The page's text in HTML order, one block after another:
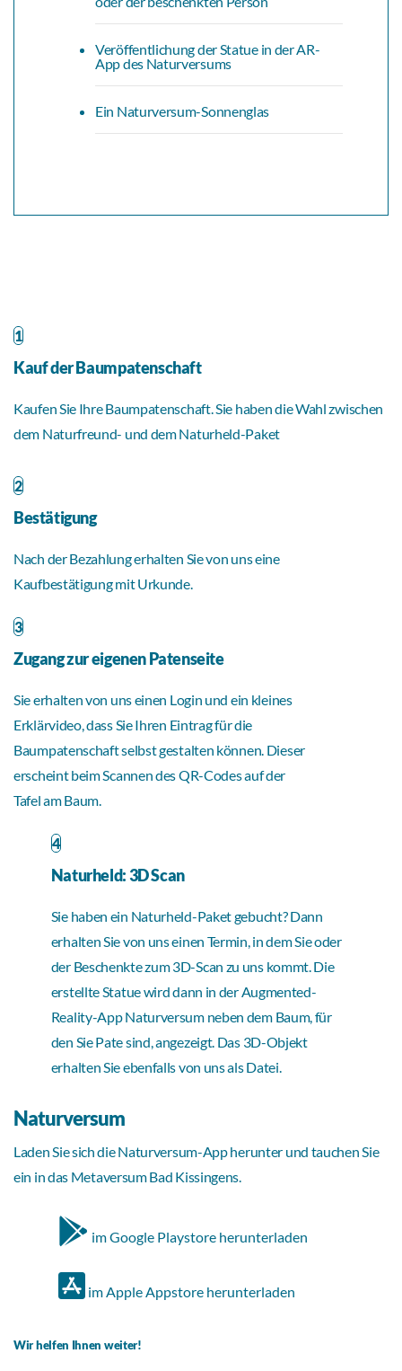
Veröffentlichung der Statue in der AR-
App des Naturversums
Ein Naturversum-Sonnenglas
1
Kauf der Baumpatenschaft
Kaufen Sie Ihre Baumpatenschaft. Sie haben die Wahl zwischen
dem Naturfreund- und dem Naturheld-Paket
2
Bestätigung
Nach der Bezahlung erhalten Sie von uns eine
Kaufbestätigung mit Urkunde.
3
Zugang zur eigenen Patenseite
Sie erhalten von uns einen Login und ein kleines
Erklärvideo, dass Sie Ihren Eintrag für die
Baumpatenschaft selbst gestalten können. Dieser
erscheint beim Scannen des QR-Codes auf der
Tafel am Baum.
4
Naturheld: 3D Scan
Sie haben ein Naturheld-Paket gebucht? Dann
erhalten Sie von uns einen Termin, in dem Sie oder
der Beschenkte zum 3D-Scan zu uns kommt. Die
erstellte Statue wird dann in der Augmented-
Reality-App Naturversum neben dem Baum, für
den Sie Pate sind, angezeigt. Das 3D-Objekt
erhalten Sie ebenfalls von uns als Datei.
Naturversum
Laden Sie sich die Naturversum-App herunter und tauchen Sie
ein in das Metaversum Bad Kissingens.
im Google Playstore herunterladen
im Apple Appstore herunterladen
Wir helfen Ihnen weiter!